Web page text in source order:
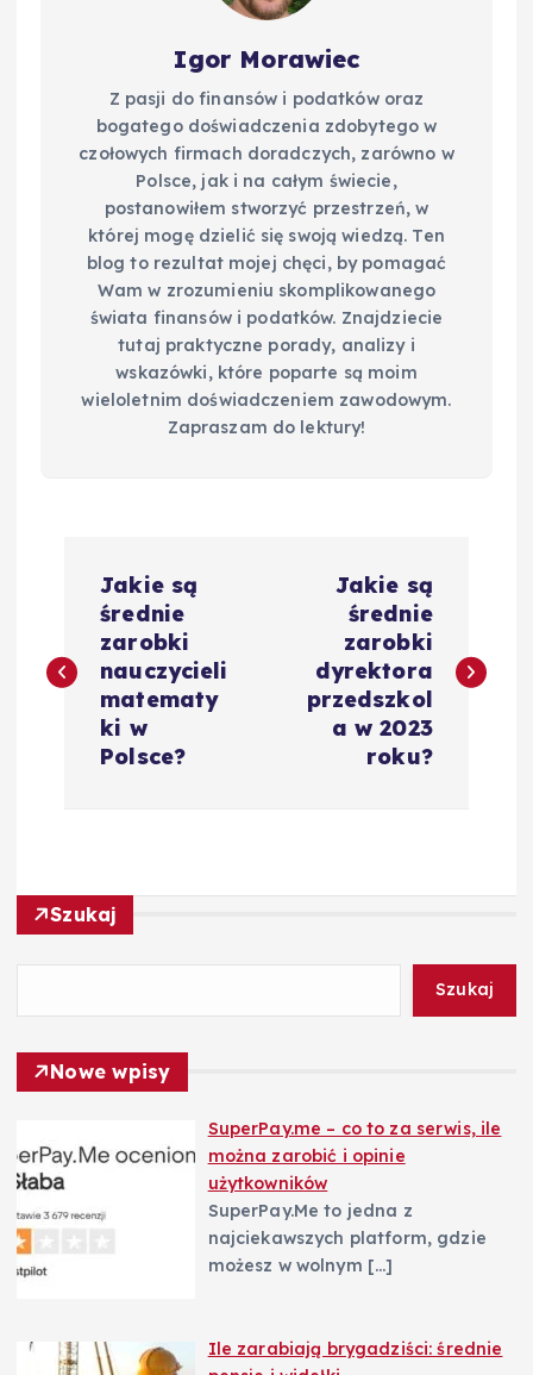
Igor Morawiec
Z pasji do finansów i podatków oraz
bogatego doświadczenia zdobytego w
czołowych firmach doradczych, zarówno w
Polsce, jak i na całym świecie,
postanowiłem stworzyć przestrzeń, w
której mogę dzielić się swoją wiedzą. Ten
blog to rezultat mojej chęci, by pomagać
Wam w zrozumieniu skomplikowanego
świata finansów i podatków. Znajdziecie
tutaj praktyczne porady, analizy i
wskazówki, które poparte są moim
wieloletnim doświadczeniem zawodowym.
Zapraszam do lektury!
w
c
j
a
w
p
i
s
Jakie są
średnie
zarobki
nauczycieli
matematy
ki w
Polsce?
Jakie są
średnie
zarobki
dyrektora
przedszkol
a w 2023
roku?
Szukaj
Szukaj
Nowe wpisy
SuperPay.me – co to za serwis, ile
można zarobić i opinie
użytkowników
SuperPay.Me to jedna z
najciekawszych platform, gdzie
możesz w wolnym […]
Ile zarabiają brygadziści: średnie